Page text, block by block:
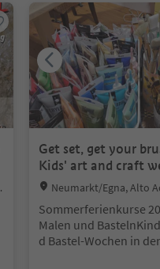
Get set, get your
Kids' art and craft
Location:
Neumarkt/Egna, Alto
Sommerferienkurse
Malen und Basteln
d Bastel-Wochen in